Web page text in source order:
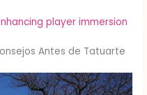
player immersion
Antes de Tatuarte